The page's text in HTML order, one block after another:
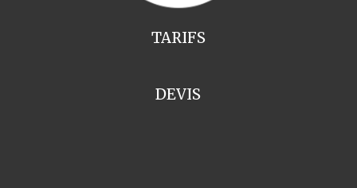
TARIFS
DEVIS